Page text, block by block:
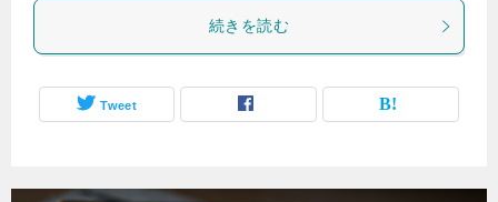
続きを読む
Tweet